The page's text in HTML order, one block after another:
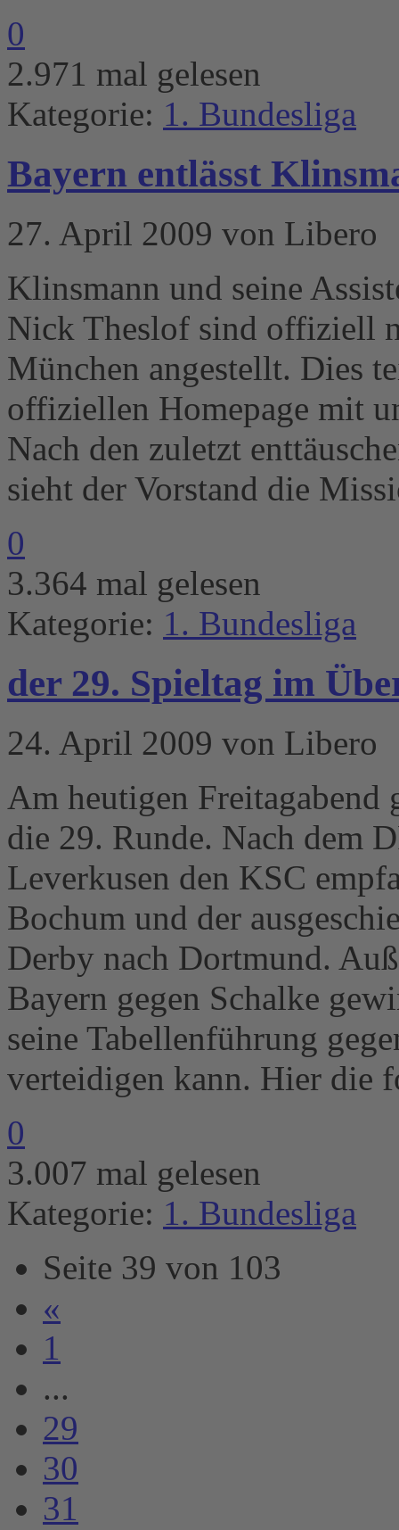
0
2.971 mal gelesen
Kategorie: 1. Bundesliga
Bayern entlässt
27. April 2009 von Libero
Klinsmann und seine
Nick Theslof sind offiziell
München angestellt. Dies
offiziellen Homepage mit
Nach den zuletzt
sieht der Vorstand die
0
3.364 mal gelesen
Kategorie: 1. Bundesliga
der 29. Spieltag im
24. April 2009 von Libero
Am heutigen Freitagabend
die 29. Runde. Nach dem
Leverkusen den KSC
Bochum und der
Derby nach Dortmund.
Bayern gegen Schalke
seine Tabellenführung
verteidigen kann. Hier die
0
3.007 mal gelesen
Kategorie: 1. Bundesliga
Seite 39 von 103
«
1
...
29
30
31